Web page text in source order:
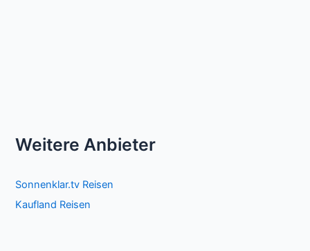
Weitere Anbieter
Sonnenklar.tv Reisen
Kaufland Reisen